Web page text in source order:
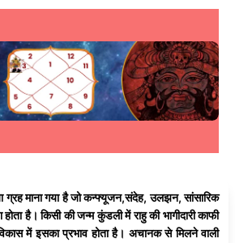
ग्रह माना गया है जो कन्फ्यूजन,संदेह, उलझन, सांसारिक
है। किसी की जन्म कुंडली में राहु की भागीदारी काफी
में इसका प्रभाव होता है। अचानक से मिलने वाली